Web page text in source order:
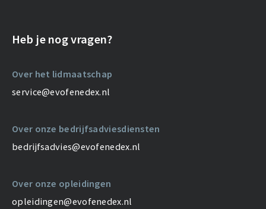
Heb je nog vragen?
Over het lidmaatschap
service@evofenedex.nl
Over onze bedrijfsadviesdiensten
bedrijfsadvies@evofenedex.nl
Over onze opleidingen
opleidingen@evofenedex.nl